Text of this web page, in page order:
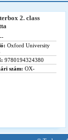
2. class
--
Oxford University
9780194324380
szám: OX-